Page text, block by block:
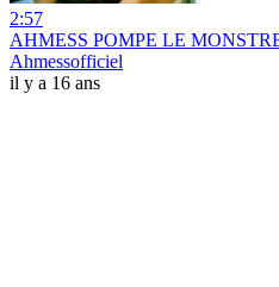
2:57
AHMESS POMPE LE
Ahmessofficiel
il y a 16 ans